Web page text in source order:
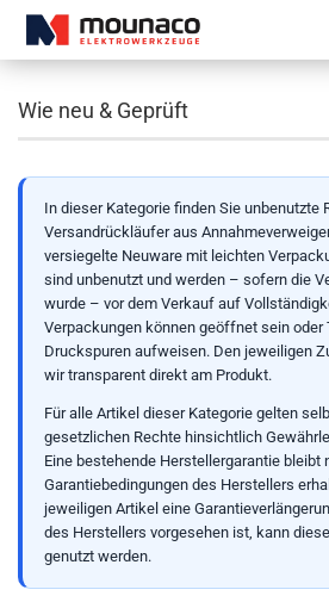
Wie neu & Geprüft
In dieser Kategorie finden Sie unbenutzte
Versandrückläufer aus
versiegelte Neuware mit leichten
sind unbenutzt und werden – sofern die
wurde – vor dem Verkauf auf
Verpackungen können geöffnet sein oder
Druckspuren aufweisen. Den jeweiligen
wir transparent direkt am Produkt.
Für alle Artikel dieser Kategorie gelten
gesetzlichen Rechte hinsichtlich
Eine bestehende Herstellergarantie bleibt
Garantiebedingungen des Herstellers
jeweiligen Artikel eine
des Herstellers vorgesehen ist, kann
genutzt werden.